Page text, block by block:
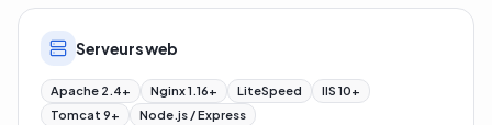
Serveurs web
Apache 2.4+ Nginx 1.16+ LiteSpeed
IIS 10+
Tomcat 9+
Node.js / Express